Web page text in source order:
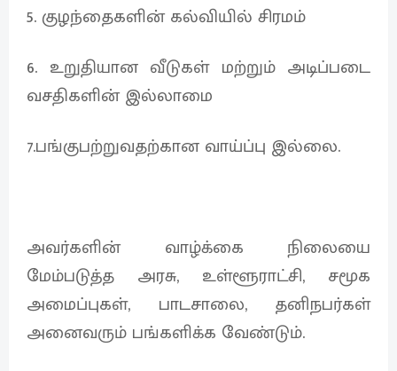
5. குழந்தைகளின் கல்வியில் சிரமம்
6. உறுதியான வீடுகள் மற்றும் அடிப்படை
வசதிகளின் இல்லாமை
7.பங்குபற்றுவதற்கான வாய்ப்பு இல்லை.
அவர்களின் வாழ்க்கை நிலையை
மேம்படுத்த அரசு, உள்ளூராட்சி, சமூக
அமைப்புகள், பாடசாலை, தனிநபர்கள்
அனைவரும் பங்களிக்க வேண்டும்.